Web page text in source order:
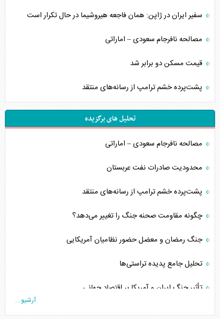
سفیر ایران در ژاپن: همان فاجعه هیروشیما در حال تکرار است
مصالحه نافرجام سعودی – اماراتی
قیمت مسکن دو برابر شد
پشت‌پرده خشم ترامپ از رسانه‌های منتقد
تحلیل های برگزیده
مصالحه نافرجام سعودی – اماراتی
محدودیت صادرات نفت عربستان
پشت‌پرده خشم ترامپ از رسانه‌های منتقد
چگونه مقاومت صحنه جنگ را تغییر می‌دهد؟
جنگ رمضان و معضل حضور نظامیان آمریکایی
تحلیل جامع پدیده تراستی‌ها
تأثیر جنگ ایران و آمریکا بر اقتصاد جهانی
تخریب پل‌ها در اوکراین و فروپاشی روایت دوگانه غرب
آرشیو...